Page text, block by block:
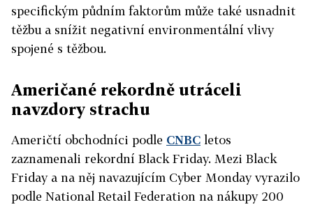
specifickým půdním faktorům může také usnadnit
těžbu a snížit negativní environmentální vlivy
spojené s těžbou.
Američané rekordně utráceli
navzdory strachu
Američtí obchodníci podle CNBC letos
zaznamenali rekordní Black Friday. Mezi Black
Friday a na něj navazujícím Cyber Monday vyrazilo
podle National Retail Federation na nákupy 200